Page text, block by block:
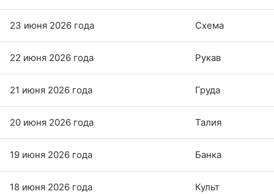
23 июня 2026 года Схема
22 июня 2026 года Рукав
21 июня 2026 года Груда
20 июня 2026 года Талия
19 июня 2026 года Банка
18 июня 2026 года Культ